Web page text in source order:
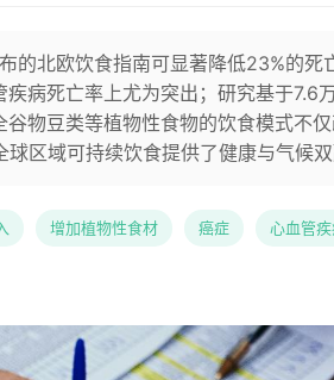
的北欧饮食指南可显著降低23%的死
病死亡率上尤为突出；研究基于7.6
物豆类等植物性食物的饮食模式不
区域可持续饮食提供了健康与气候双
增加植物性食材 癌症 心血管